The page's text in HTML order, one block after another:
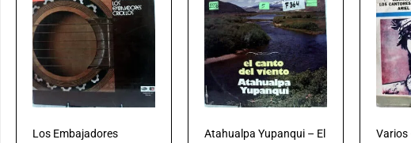
Los Embajadores
Atahualpa Yupanqui – El
Varios